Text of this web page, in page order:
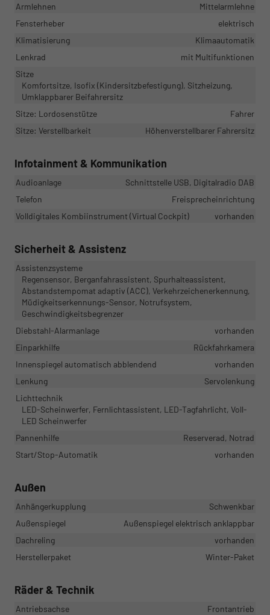
Armlehnen
Mittelarmlehne
Fensterheber
elektrisch
Klimatisierung
Klimaautomatik
Lenkrad
mit Multifunktionen
Sitze
Komfortsitze, Isofix (Kindersitzbefestigung), Sitzheizung,
Umklappbarer Beifahrersitz
Sitze: Lordosenstütze
Fahrer
Sitze: Verstellbarkeit
Höhenverstellbarer Fahrersitz
Infotainment & Kommunikation
Audioanlage
Schnittstelle USB, Digitalradio DAB
Telefon
Freisprecheinrichtung
Volldigitales Kombiinstrument (Virtual Cockpit)
vorhanden
Sicherheit & Assistenz
Assistenzsysteme
Regensensor, Berganfahrassistent, Spurhalteassistent,
Abstandstempomat adaptiv (ACC), Verkehrzeichenerkennung,
Müdigkeitserkennungs-Sensor, Notrufsystem,
Geschwindigkeitsbegrenzer
Diebstahl-Alarmanlage
vorhanden
Einparkhilfe
Rückfahrkamera
Innenspiegel automatisch abblendend
vorhanden
Lenkung
Servolenkung
Lichttechnik
LED-Scheinwerfer, Fernlichtassistent, LED-Tagfahrlicht, Voll-
LED Scheinwerfer
Pannenhilfe
Reserverad, Notrad
Start/Stop-Automatik
vorhanden
Außen
Anhängerkupplung
Schwenkbar
Außenspiegel
Außenspiegel elektrisch anklappbar
Dachreling
vorhanden
Herstellerpaket
Winter-Paket
Räder & Technik
Antriebsachse
Frontantrieb